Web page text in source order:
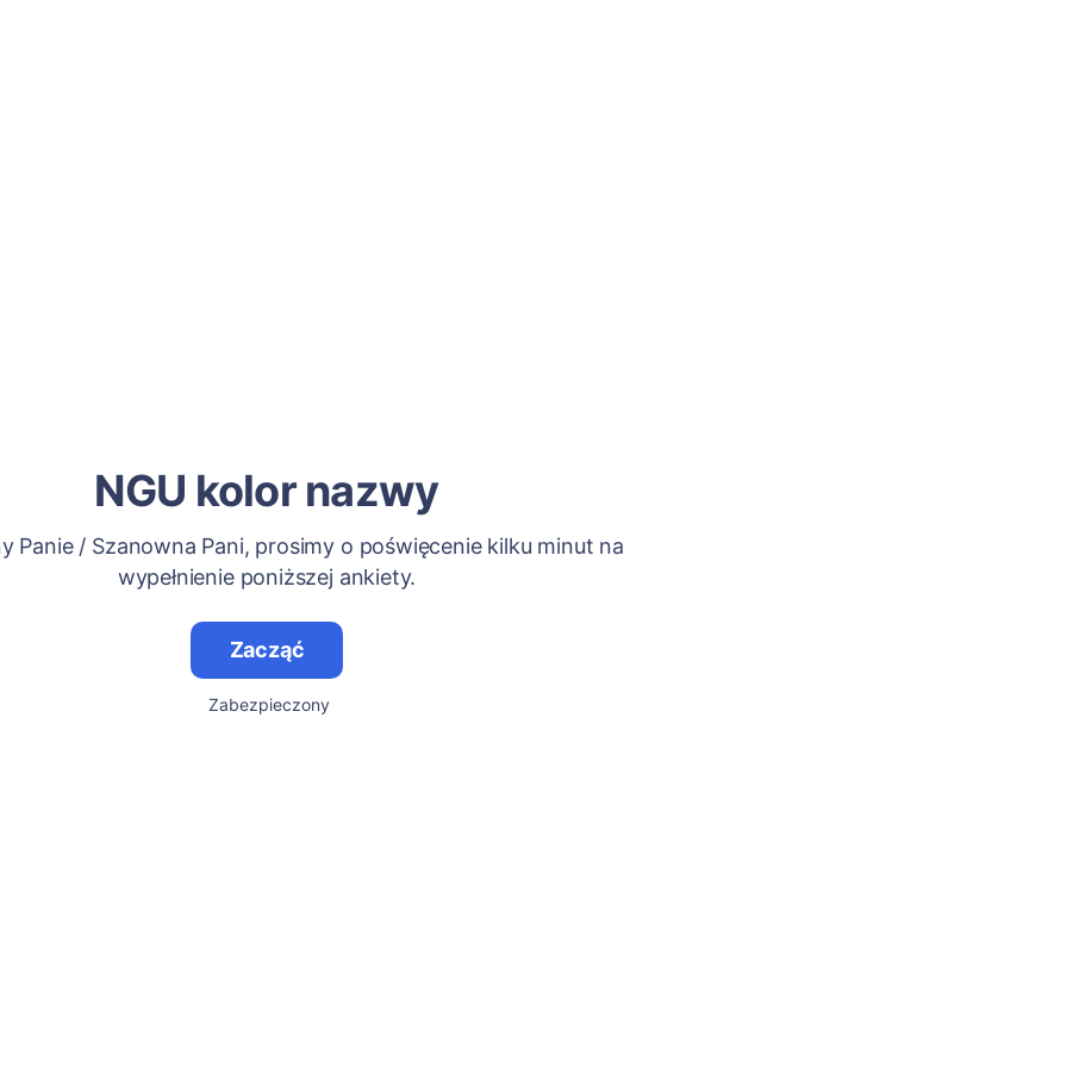
NGU kolor nazwy
Panie / Szanowna Pani, prosimy o poświęcenie kilku minut na
wypełnienie poniższej ankiety.
Zacząć
Zabezpieczony